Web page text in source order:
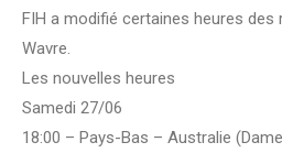
FIH a modifié certaines heures
Wavre.
Les nouvelles heures
Samedi 27/06
18:00 – Pays-Bas – Australie